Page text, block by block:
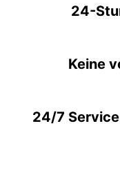
24-
Keine
24/7